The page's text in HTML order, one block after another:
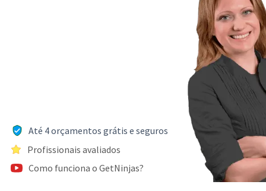
Até 4 orçamentos grátis e seguros
Profissionais avaliados
Como funciona o GetNinjas?